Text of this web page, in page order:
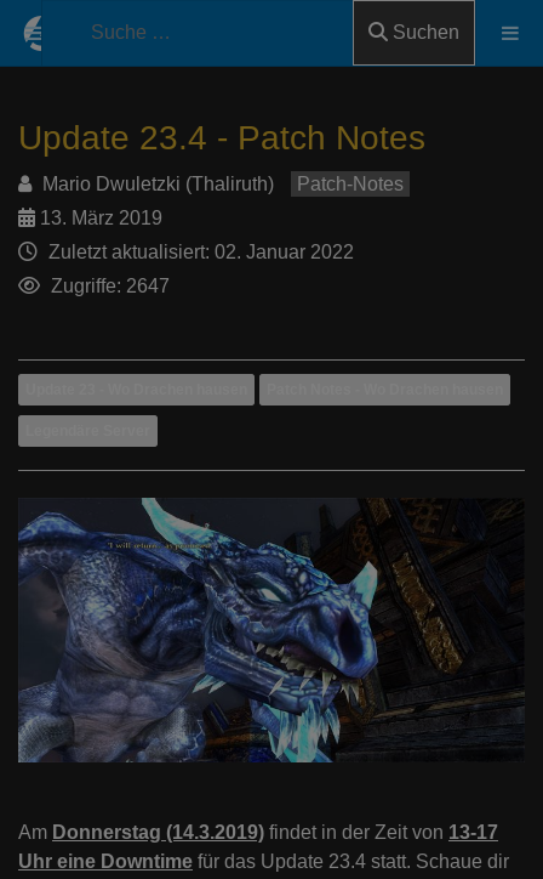
Suchen
Update 23.4 - Patch Notes
Mario Dwuletzki (Thaliruth)
Patch-Notes
13. März 2019
Zuletzt aktualisiert: 02. Januar 2022
Zugriffe: 2647
Am Donnerstag (14.3.2019) findet in der Zeit von 13-17
Uhr eine Downtime für das Update 23.4 statt. Schaue dir